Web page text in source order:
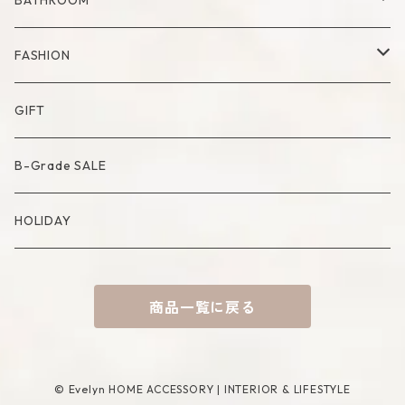
Bowl
Cutlery
Compote・Cake Stand
Placemat
Artificial Flower
Artificial Bouquet
Candle
Candle Accessory
Basket
Incense Accessory
Accessory Case
Lamp
Object
Mirror
Towel
Mat
FASHION
Bag
Socks
GIFT
B-Grade SALE
HOLIDAY
商品一覧に戻る
© Evelyn HOME ACCESSORY | INTERIOR & LIFESTYLE